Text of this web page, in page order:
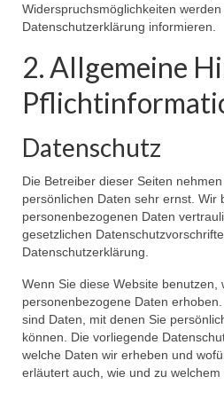
Widerspruchsmöglichkeiten
Datenschutzerklärung informieren.
2. Allgemeine
Datenschutz
Die Betreiber dieser Seiten
persönlichen Daten sehr ernst. Wir
personenbezogenen Daten
gesetzlichen
Datenschutzerklärung.
Wenn Sie diese Website benutzen,
personenbezogene Daten
sind Daten, mit denen Sie
können. Die vorliegende
welche Daten wir erheben und
erläutert auch, wie und zu welchem